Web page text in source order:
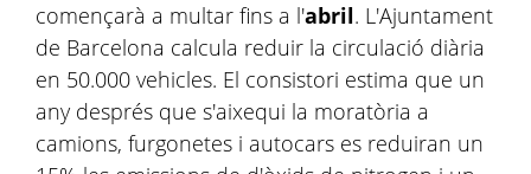
començarà a multar fins a l'abril. L'Ajuntament
de Barcelona calcula reduir la circulació diària
en 50.000 vehicles. El consistori estima que un
any després que s'aixequi la moratòria a
camions, furgonetes i autocars es reduiran un